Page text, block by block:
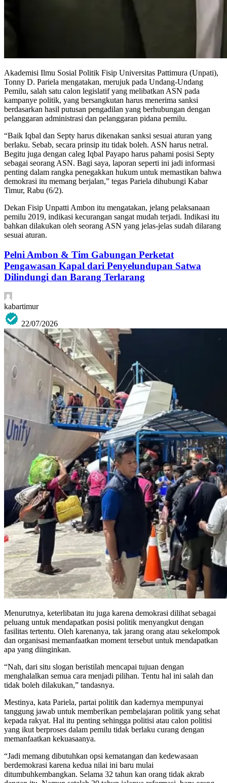
Akademisi Ilmu Sosial Politik Fisip Universitas Pattimura (Unpati),
Tonny D. Pariela mengatakan, merujuk pada Undang-Undang
Pemilu, salah satu calon legislatif yang melibatkan ASN pada
kampanye politik, yang bersangkutan harus menerima sanksi
berdasarkan hasil putusan pengadilan yang berhubungan dengan
pelanggaran administrasi dan pelanggaran pidana pemilu.
“Baik Iqbal dan Septy harus dikenakan sanksi sesuai aturan yang
berlaku. Sebab, secara prinsip itu tidak boleh. ASN harus netral.
Begitu juga dengan caleg Iqbal Payapo harus pahami posisi Septy
sebagai seorang ASN. Bagi saya, laporan seperti ini jadi informasi
penting dalam rangka penegakkan hukum untuk memastikan bahwa
demokrasi itu memang berjalan,” tegas Pariela dihubungi Kabar
Timur, Rabu (6/2).
Dekan Fisip Unpatti Ambon itu mengatakan, jelang pelaksanaan
pemilu 2019, indikasi kecurangan sangat mudah terjadi. Indikasi itu
bahkan dilakukan oleh seorang ASN yang jelas-jelas sudah dilarang
sesuai aturan.
Pelni Ambon & Tim Gabungan Perketat
Pengawasan Kapal dari Penyelundupan Satwa
Dilindungi dan Barang Terlarang
kabartimur
22/07/2026
Menurutnya, keterlibatan itu juga karena demokrasi dilihat sebagai
peluang untuk mendapatkan posisi politik menyangkut dengan
fasilitas tertentu. Oleh karenanya, tak jarang orang atau sekelompok
dan organisasi memanfaatkan moment tersebut untuk mendapatkan
apa yang diinginkan.
“Nah, dari situ slogan beristilah mencapai tujuan dengan
menghalalkan semua cara menjadi pilihan. Tentu hal ini salah dan
tidak boleh dilakukan,” tandasnya.
Mestinya, kata Pariela, partai politik dan kadernya mempunyai
tanggung jawab untuk memberikan pembelajaran politik yang sehat
kepada rakyat. Hal itu penting sehingga politisi atau calon politisi
yang ikut berproses dalam pemilu tidak berlaku curang dengan
memanfaatkan kekuasaanya.
“Jadi memang dibutuhkan opsi kematangan dan kedewasaan
berdemokrasi karena kedua nilai ini baru mulai
ditumbuhkembangkan. Selama 32 tahun kan orang tidak akrab